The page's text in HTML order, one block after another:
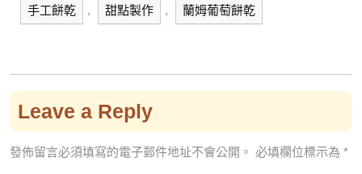
手工餅乾 , 甜點製作 , 蘭姆葡萄餅乾
Leave a Reply
發佈留言必須填寫的電子郵件地址不會公開。 必填欄位標示為 *